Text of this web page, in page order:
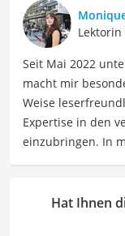
detaillierte
technische
sowohl
die besten
zu finden.
Der Rapoo-
besonders
Büroangestellte.
Seit Mai 2022
macht mir
Weise
Expertise in den
einzubringen. In
Klarheit,
überprüfen.
Hat Ihnen